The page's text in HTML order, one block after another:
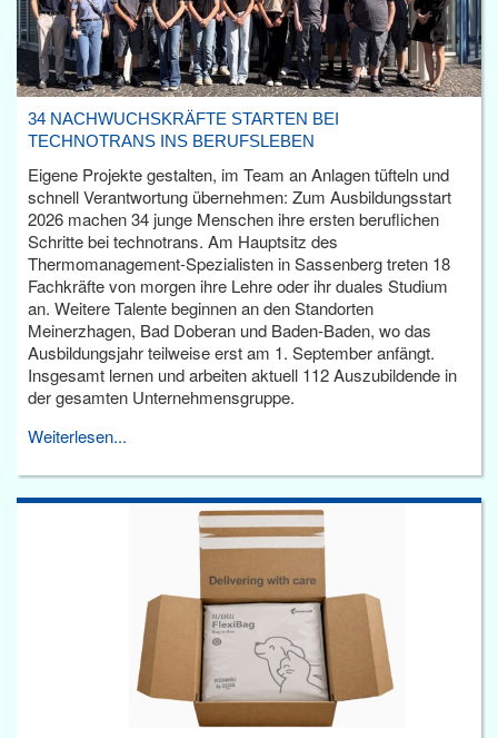
34 NACHWUCHSKRÄFTE STARTEN BEI
TECHNOTRANS INS BERUFSLEBEN
Eigene Projekte gestalten, im Team an Anlagen tüfteln und
schnell Verantwortung übernehmen: Zum Ausbildungsstart
2026 machen 34 junge Menschen ihre ersten beruflichen
Schritte bei technotrans. Am Hauptsitz des
Thermomanagement-Spezialisten in Sassenberg treten 18
Fachkräfte von morgen ihre Lehre oder ihr duales Studium
an. Weitere Talente beginnen an den Standorten
Meinerzhagen, Bad Doberan und Baden-Baden, wo das
Ausbildungsjahr teilweise erst am 1. September anfängt.
Insgesamt lernen und arbeiten aktuell 112 Auszubildende in
der gesamten Unternehmensgruppe.
Weiterlesen...